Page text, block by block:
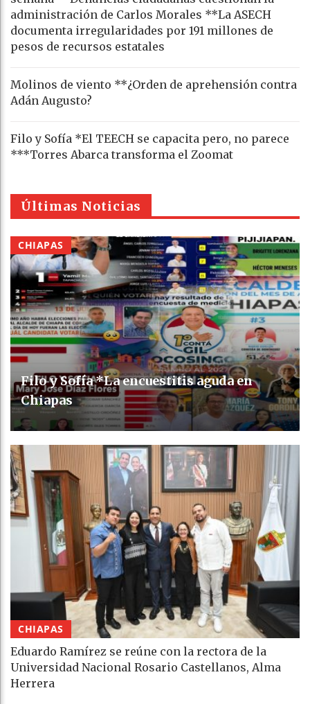
administración de Carlos Morales **La ASECH
documenta irregularidades por 191 millones de
pesos de recursos estatales
Molinos de viento **¿Orden de aprehensión contra
Adán Augusto?
Filo y Sofía *El TEECH se capacita pero, no parece
***Torres Abarca transforma el Zoomat
Últimas Noticias
CHIAPAS
Filo y Sofía *La encuestitis aguda en
Chiapas
CHIAPAS
Eduardo Ramírez se reúne con la rectora de la
Universidad Nacional Rosario Castellanos, Alma
Herrera